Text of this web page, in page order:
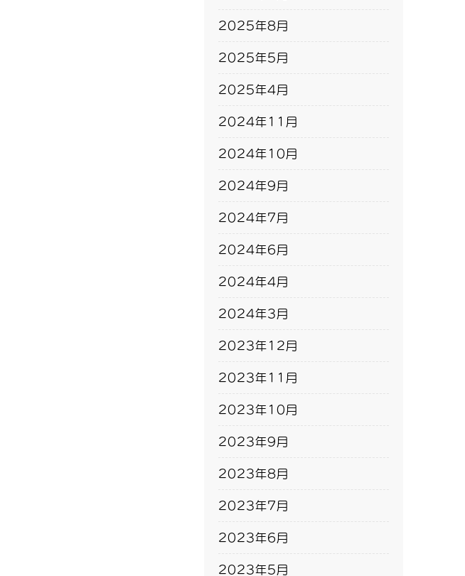
2025年8月
2025年5月
2025年4月
2024年11月
2024年10月
2024年9月
2024年7月
2024年6月
2024年4月
2024年3月
2023年12月
2023年11月
2023年10月
2023年9月
2023年8月
2023年7月
2023年6月
2023年5月